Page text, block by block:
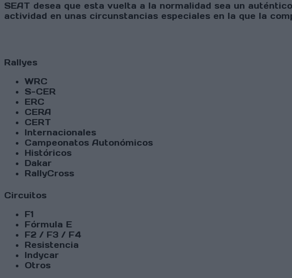
SEAT desea que esta vuelta a la normalidad sea un
actividad en unas circunstancias especiales en la que la
Rallyes
WRC
S-CER
ERC
CERA
CERT
Internacionales
Campeonatos Autonómicos
Históricos
Dakar
RallyCross
Circuitos
F1
Fórmula E
F2 / F3 / F4
Resistencia
Indycar
Otros